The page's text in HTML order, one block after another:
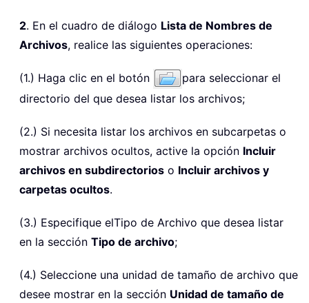
2. En el cuadro de diálogo Lista de Nombres de
Archivos, realice las siguientes operaciones:
(1.) Haga clic en el botón
para seleccionar el
directorio del que desea listar los archivos;
(2.) Si necesita listar los archivos en subcarpetas o
mostrar archivos ocultos, active la opción Incluir
archivos en subdirectorios o Incluir archivos y
carpetas ocultos.
(3.) Especifique elTipo de Archivo que desea listar
en la sección Tipo de archivo;
(4.) Seleccione una unidad de tamaño de archivo que
desee mostrar en la sección Unidad de tamaño de